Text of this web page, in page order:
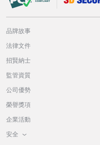
品牌故事
法律文件
招賢納士
監管資質
公司優勢
榮譽獎項
企業活動
安全